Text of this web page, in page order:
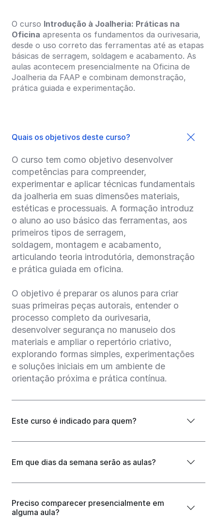
O curso Introdução à Joalheria: Práticas na
Oficina apresenta os fundamentos da ourivesaria,
desde o uso correto das ferramentas até as etapas
básicas de serragem, soldagem e acabamento. As
aulas acontecem presencialmente na Oficina de
Joalheria da FAAP e combinam demonstração,
prática guiada e experimentação.
Quais os objetivos deste curso?
O curso tem como objetivo desenvolver
competências para compreender,
experimentar e aplicar técnicas fundamentais
da joalheria em suas dimensões materiais,
estéticas e processuais. A formação introduz
o aluno ao uso básico das ferramentas, aos
primeiros tipos de serragem,
soldagem, montagem e acabamento,
articulando teoria introdutória, demonstração
e prática guiada em oficina.
O objetivo é preparar os alunos para criar
suas primeiras peças autorais, entender o
processo completo da ourivesaria,
desenvolver segurança no manuseio dos
materiais e ampliar o repertório criativo,
explorando formas simples, experimentações
e soluções iniciais em um ambiente de
orientação próxima e prática contínua.
Este curso é indicado para quem?
Em que dias da semana serão as aulas?
Preciso comparecer presencialmente em
alguma aula?